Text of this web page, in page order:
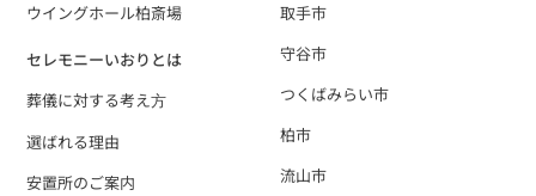
ウイングホール柏斎場
取手市
守谷市
つくばみらい市
柏市
流山市
セレモニーいおりとは
葬儀に対する考え⽅
選ばれる理由
安置所のご案内